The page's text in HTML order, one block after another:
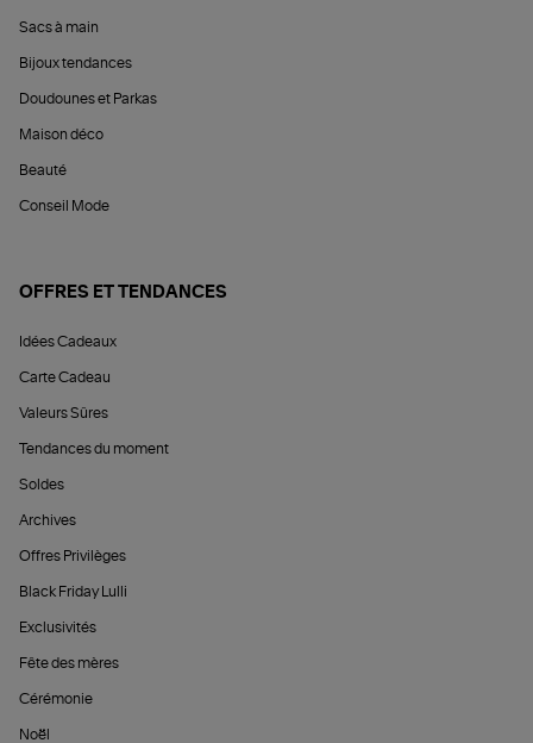
Sacs à main
Bijoux tendances
Doudounes et Parkas
Maison déco
Beauté
Conseil Mode
OFFRES ET TENDANCES
Idées Cadeaux
Carte Cadeau
Valeurs Sûres
Tendances du moment
Soldes
Archives
Offres Privilèges
Black Friday Lulli
Exclusivités
Fête des mères
Cérémonie
Noël